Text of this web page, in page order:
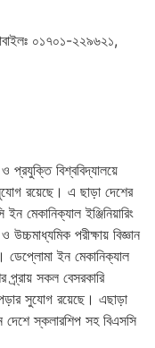
০১৭০১-২২৯৬২১,
প্রযুক্তি বিশ্ববিদ্যালয়ে
সুযোগ রয়েছে। এ ছাড়া দেশের
মেকানিক্যাল ইঞ্জিনিয়ারিং
পরীক্ষায় বিজ্ঞান
ডেপ্লোমা ইন মেকানিক্যাল
প্র্রায় সকল বেসরকারি
পড়ার সুযোগ রয়েছে। এছাড়া
দেশে স্কলারশিপ সহ বিএসসি